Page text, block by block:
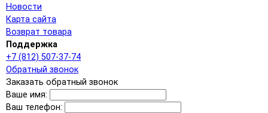
Новости
Карта сайта
Возврат товара
Поддержка
+7 (812) 507-37-74
Обратный звонок
Заказать обратный звонок
Ваше имя:
Ваш телефон: